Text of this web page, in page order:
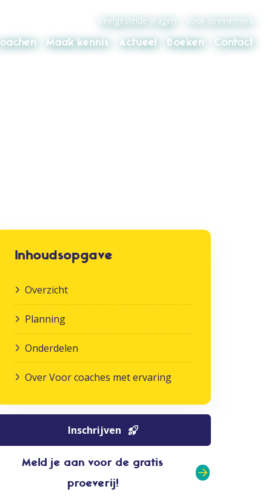
Veelgestelde vragen Voor deelnemers
Maak kennis Actueel Boeken Contact
Inhoudsopgave
Overzicht
Planning
Onderdelen
Over Voor coaches met ervaring
Inschrijven
Meld je aan voor de gratis
proeverij!